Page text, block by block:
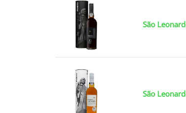
São
São